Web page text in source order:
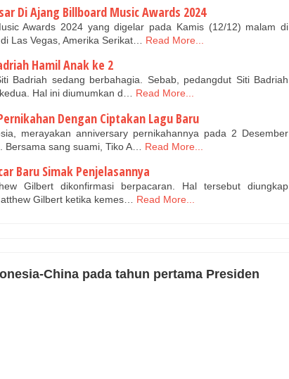
Di Ajang Billboard Music Awards 2024
Awards 2024 yang digelar pada Kamis (12/12) malam di
Las Vegas, Amerika Serikat…
Read More...
Hamil Anak ke 2
Badriah sedang berbahagia. Sebab, pedangdut Siti Badriah
Hal ini diumumkan d…
Read More...
Dengan Ciptakan Lagu Baru
merayakan anniversary pernikahannya pada 2 Desember
sang suami, Tiko A…
Read More...
Baru Simak Penjelasannya
Gilbert dikonfirmasi berpacaran. Hal tersebut diungkap
Gilbert ketika kemes…
Read More...
China pada tahun pertama Presiden